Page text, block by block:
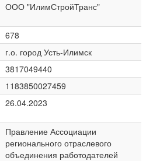
ООО "ИлимСтройТранс"
678
г.о. город Усть-Илимск
3817049440
1183850027459
26.04.2023
Правление Ассоциации
регионального отраслевого
объединения работодателей